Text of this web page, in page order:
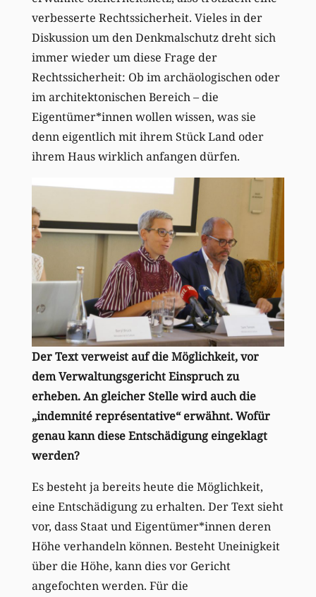
verbesserte Rechtssicherheit. Vieles in der
Diskussion um den Denkmalschutz dreht sich
immer wieder um diese Frage der
Rechtssicherheit: Ob im archäologischen oder
im architektonischen Bereich – die
Eigentümer*innen wollen wissen, was sie
denn eigentlich mit ihrem Stück Land oder
ihrem Haus wirklich anfangen dürfen.
Der Text verweist auf die Möglichkeit, vor
dem Verwaltungsgericht Einspruch zu
erheben. An gleicher Stelle wird auch die
„indemnité représentative“ erwähnt. Wofür
genau kann diese Entschädigung eingeklagt
werden?
Es besteht ja bereits heute die Möglichkeit,
eine Entschädigung zu erhalten. Der Text sieht
vor, dass Staat und Eigentümer*innen deren
Höhe verhandeln können. Besteht Uneinigkeit
über die Höhe, kann dies vor Gericht
angefochten werden. Für die